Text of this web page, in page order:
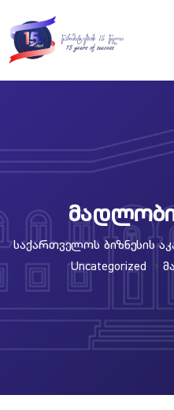
Საქართველოს Ბიზნესის
Uncategorized >